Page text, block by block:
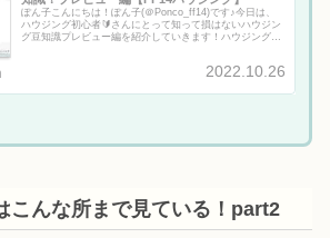
ぽん子こんにちは！ぽん子(＠Ponco_ff14)です♪今日は、
ハウジング初心者🔰さんにとって知って損はないハウジン
グ豆知識プレビュー編を紹介していきます！ハウジング関
2022.10.26
こんな所まで見ている！part2